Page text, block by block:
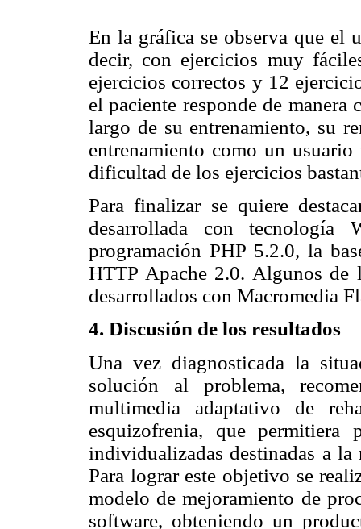
En la gráfica se observa que el
decir, con ejercicios muy
ejercicios correctos y 12
el paciente responde de
largo de su entrenamiento, su
entrenamiento como un
dificultad de los ejercicios
Para finalizar se quiere
desarrollada con
programación PHP 5.2.0, la
HTTP Apache 2.0. Algunos de
desarrollados con Macromedia
4. Discusión de los resultados
Una vez diagnosticada la
solución al problema,
multimedia adaptativo de
esquizofrenia, que permitiera
individualizadas destinadas a
Para lograr este objetivo se
modelo de mejoramiento de
software, obteniendo un